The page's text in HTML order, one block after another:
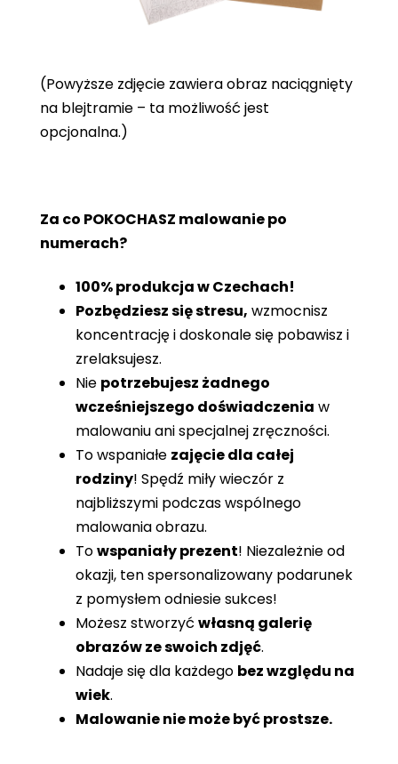
(Powyższe zdjęcie zawiera obraz naciągnięty
na blejtramie – ta możliwość jest
opcjonalna.)
Za co POKOCHASZ malowanie po
numerach?
100% produkcja w Czechach!
Pozbędziesz się stresu, wzmocnisz
koncentrację i doskonale się pobawisz i
zrelaksujesz.
Nie potrzebujesz żadnego
wcześniejszego doświadczenia w
malowaniu ani specjalnej zręczności.
To wspaniałe zajęcie dla całej
rodziny! Spędź miły wieczór z
najbliższymi podczas wspólnego
malowania obrazu.
Towspaniały prezent! Niezależnie od
okazji, ten spersonalizowany podarunek
z pomysłem odniesie sukces!
Możesz stworzyć własną galerię
obrazów ze swoich zdjęć.
Nadaje się dla każdego bez względu na
wiek.
Malowanie nie może być prostsze.